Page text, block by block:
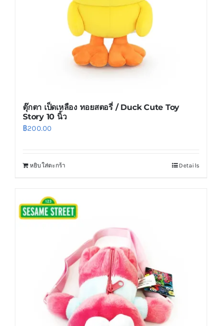
chosen
on
the
product
page
ตุ๊กตา เป็ดเหลือง ทอยสตอรี่ / Duck Cute Toy
Story 10 นิ้ว
฿200.00
หยิบใส่ตะกร้า Details